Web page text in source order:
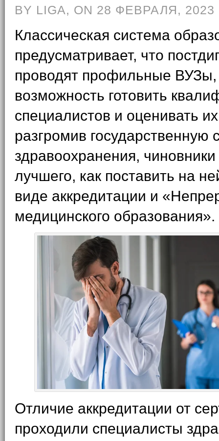
BY LIGA, ON 28 ФЕВРАЛЯ, 2023
Классическая система
предусматривает, что
проводят профильные
возможность готовить
специалистов и оценивать
разгромив государственную
здравоохранения,
лучшего, как поставить на
виде аккредитации и
медицинского образования».
Отличие аккредитации от
проходили специалисты